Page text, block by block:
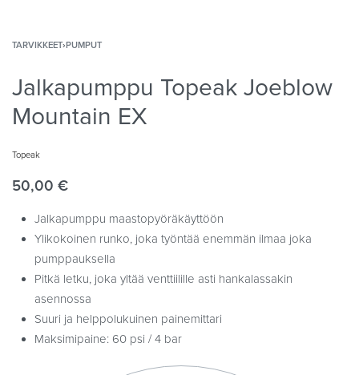
TARVIKKEET›PUMPUT
Jalkapumppu Topeak Joeblow
Mountain EX
Topeak
50,00 €
Jalkapumppu maastopyöräkäyttöön
Ylikokoinen runko, joka työntää enemmän ilmaa joka
pumppauksella
Pitkä letku, joka yltää venttiilille asti hankalassakin
asennossa
Suuri ja helppolukuinen painemittari
Maksimipaine: 60 psi / 4 bar